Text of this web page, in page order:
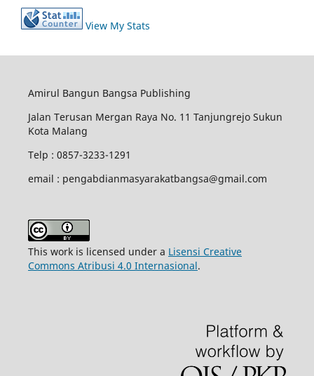
View My Stats
Amirul Bangun Bangsa Publishing
Jalan Terusan Mergan Raya No. 11 Tanjungrejo Sukun
Kota Malang
Telp : 0857-3233-1291
email : pengabdianmasyarakatbangsa@gmail.com
This work is licensed under a Lisensi Creative
Commons Atribusi 4.0 Internasional.